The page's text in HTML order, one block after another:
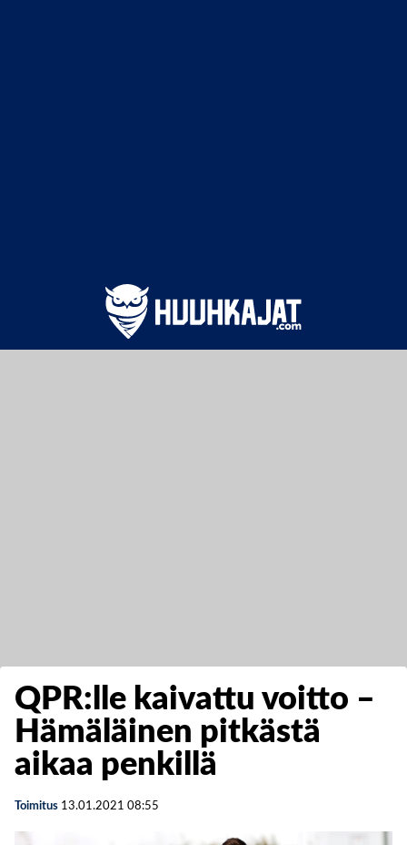
QPR:lle kaivattu voitto –
Hämäläinen pitkästä
aikaa penkillä
Toimitus 13.01.2021 08:55